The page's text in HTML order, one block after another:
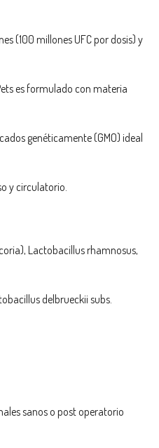
(100 millones UFC por dosis) y
es formulado con materia
genéticamente (GMO) ideal
y circulatorio.
Lactobacillus rhamnosus,
delbrueckii subs.
sanos o post operatorio